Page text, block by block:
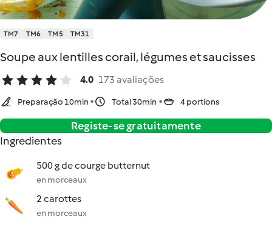
TM7 TM6 TM5 TM31
Soupe aux lentilles corail, légumes et saucisses
4.0 173 avaliações
Preparação 10min Total 30min 4 portions
Registe-se gratuitamente
Ingredientes
500 g de courge butternut
en morceaux
2 carottes
en morceaux